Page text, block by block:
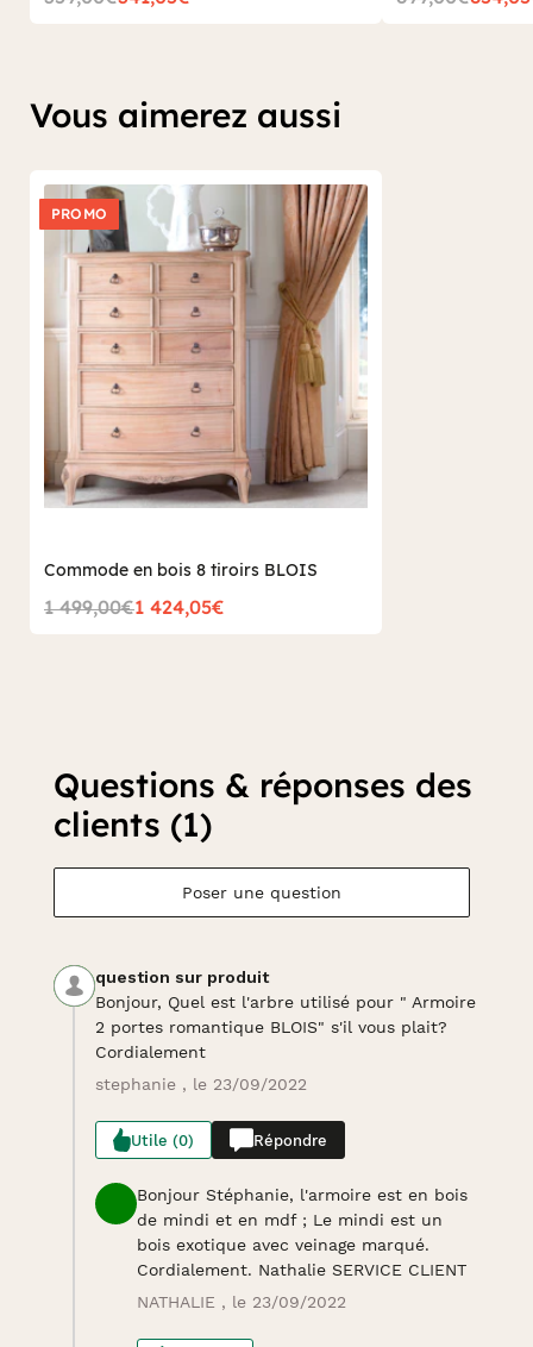
Vous aimerez aussi
PROMO
Commode en bois 8 tiroirs BLOIS
1 499,00€1 424,05€
Questions & réponses des
clients (1)
Poser une question
question sur produit
Bonjour, Quel est l'arbre utilisé pour " Armoire
2 portes romantique BLOIS" s'il vous plait?
Cordialement
stephanie , le 23/09/2022
Utile (0) Répondre
Bonjour Stéphanie, l'armoire est en bois
de mindi et en mdf ; Le mindi est un
bois exotique avec veinage marqué.
Cordialement. Nathalie SERVICE CLIENT
NATHALIE , le 23/09/2022